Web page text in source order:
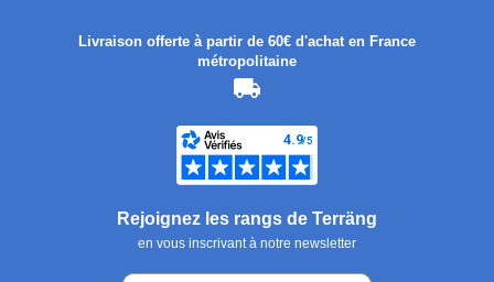
Livraison offerte à partir de 60€ d'achat en France
métropolitaine
Rejoignez les rangs de Terräng
en vous inscrivant à notre newsletter